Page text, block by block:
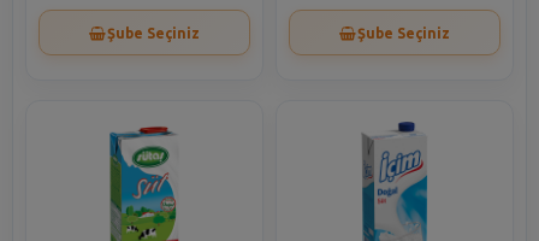
Şube Seçiniz Şube Seçiniz